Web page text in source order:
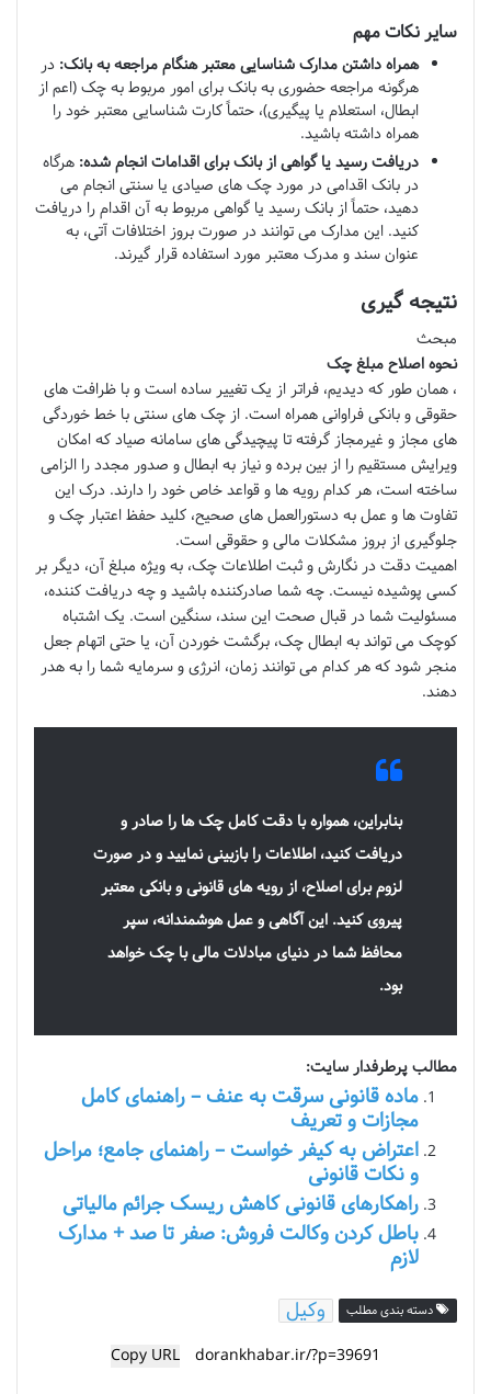
سایر نکات مهم
همراه داشتن مدارک شناسایی معتبر هنگام مراجعه به بانک: در
هرگونه مراجعه حضوری به بانک برای امور مربوط به چک (اعم از
ابطال، استعلام یا پیگیری)، حتماً کارت شناسایی معتبر خود را
همراه داشته باشید.
دریافت رسید یا گواهی از بانک برای اقدامات انجام شده: هرگاه
در بانک اقدامی در مورد چک های صیادی یا سنتی انجام می
دهید، حتماً از بانک رسید یا گواهی مربوط به آن اقدام را دریافت
کنید. این مدارک می توانند در صورت بروز اختلافات آتی، به
عنوان سند و مدرک معتبر مورد استفاده قرار گیرند.
نتیجه گیری
مبحث
نحوه اصلاح مبلغ چک
، همان طور که دیدیم، فراتر از یک تغییر ساده است و با ظرافت های
حقوقی و بانکی فراوانی همراه است. از چک های سنتی با خط خوردگی
های مجاز و غیرمجاز گرفته تا پیچیدگی های سامانه صیاد که امکان
ویرایش مستقیم را از بین برده و نیاز به ابطال و صدور مجدد را الزامی
ساخته است، هر کدام رویه ها و قواعد خاص خود را دارند. درک این
تفاوت ها و عمل به دستورالعمل های صحیح، کلید حفظ اعتبار چک و
جلوگیری از بروز مشکلات مالی و حقوقی است.
اهمیت دقت در نگارش و ثبت اطلاعات چک، به ویژه مبلغ آن، دیگر بر
کسی پوشیده نیست. چه شما صادرکننده باشید و چه دریافت کننده،
مسئولیت شما در قبال صحت این سند، سنگین است. یک اشتباه
کوچک می تواند به ابطال چک، برگشت خوردن آن، یا حتی اتهام جعل
منجر شود که هر کدام می توانند زمان، انرژی و سرمایه شما را به هدر
دهند.
بنابراین، همواره با دقت کامل چک ها را صادر و
دریافت کنید، اطلاعات را بازبینی نمایید و در صورت
لزوم برای اصلاح، از رویه های قانونی و بانکی معتبر
پیروی کنید. این آگاهی و عمل هوشمندانه، سپر
محافظ شما در دنیای مبادلات مالی با چک خواهد
بود.
مطالب پرطرفدار سایت:
ماده قانونی سرقت به عنف – راهنمای کامل
مجازات و تعریف
اعتراض به کیفر خواست – راهنمای جامع؛ مراحل
و نکات قانونی
راهکارهای قانونی کاهش ریسک جرائم مالیاتی
باطل کردن وکالت فروش: صفر تا صد + مدارک
لازم
دسته بندی مطلب وکیل
Copy URL